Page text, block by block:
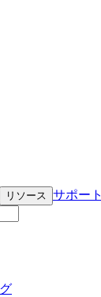
リソース サポート